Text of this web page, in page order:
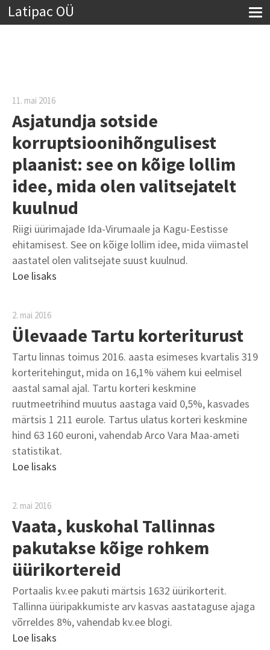
Latipac OÜ
11. mai 2016
Asjatundja sotside
korruptsioonihõngulisest
plaanist: see on kõige lollim
idee, mida olen valitsejatelt
kuulnud
Riigi üürimajade Ida-Virumaale ja Kagu-Eestisse
ehitamisest. See on kõige lollim idee, mida viimastel
aastatel olen valitsejate suust kuulnud.
Loe lisaks
2. mai 2016
Ülevaade Tartu korteriturust
Tartu linnas toimus 2016. aasta esimeses kvartalis 319
korteritehingut, mida on 16,1% vähem kui eelmisel
aastal samal ajal. Tartu korteri keskmine
ruutmeetrihind muutus aastaga vaid 0,5%, kasvades
märtsis 1 211 eurole. Tartus ulatus korteri keskmine
hind 63 160 euroni, vahendab Arco Vara Maa-ameti
statistikat.
Loe lisaks
2. mai 2016
Vaata, kuskohal Tallinnas
pakutakse kõige rohkem
üürikortereid
Portaalis kv.ee pakuti märtsis 1632 üürikorterit.
Tallinna üüripakkumiste arv kasvas aastataguse ajaga
võrreldes 8%, vahendab kv.ee blogi.
Loe lisaks